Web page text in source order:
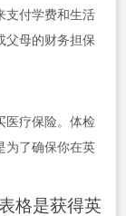
支付学费和生活
父母的财务担保
医疗保险。体检
为了确保你在英
格是获得英